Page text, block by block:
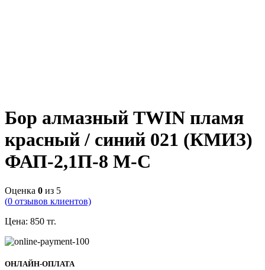
Бор алмазный TWIN пламя
красный / синий 021 (КМИЗ)
ФАП-2,1П-8 М-С
Оценка 0 из 5
(0 отзывов клиентов)
Цена: 850 тг.
ОНЛАЙН-ОПЛАТА